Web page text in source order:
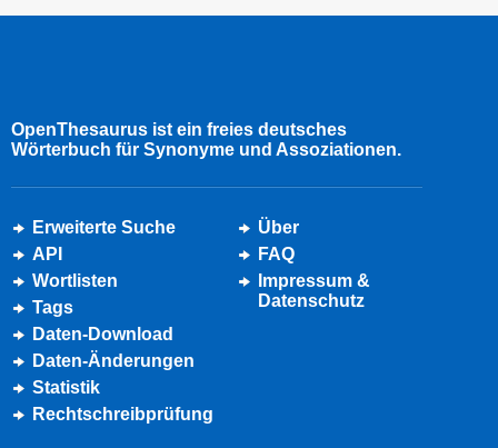
OpenThesaurus ist ein freies deutsches
Wörterbuch für Synonyme und Assoziationen.
Erweiterte Suche
API
Wortlisten
Tags
Daten-Download
Daten-Änderungen
Statistik
Rechtschreibprüfung
Über
FAQ
Impressum &
Datenschutz